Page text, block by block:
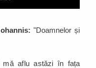
"Doamnelor și
mă aflu astăzi în fața